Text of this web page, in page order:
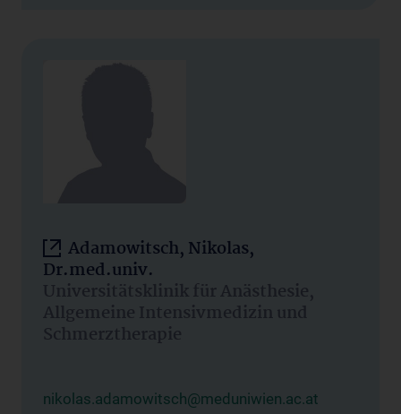
Adamowitsch, Nikolas,
Dr.med.univ.
Universitätsklinik für Anästhesie,
Allgemeine Intensivmedizin und
Schmerztherapie
nikolas.adamowitsch@meduniwien.ac.at